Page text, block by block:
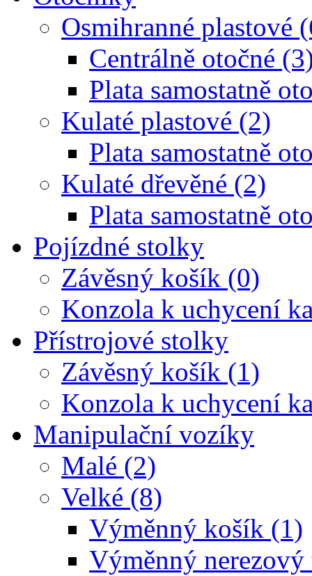
Osmihranné plastové
Centrálně otočné
Plata samostatně
Kulaté plastové (2)
Plata samostatně
Kulaté dřevěné (2)
Plata samostatně
Pojízdné stolky
Závěsný košík (0)
Konzola k uchycení
Přístrojové stolky
Závěsný košík (1)
Konzola k uchycení
Manipulační vozíky
Malé (2)
Velké (8)
Výměnný košík (1)
Výměnný nerezový